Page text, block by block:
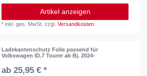
Artikel anzeigen
*inkl. ges. MwSt. zzgl.Versandkosten
Ladekantenschutz Folie passend für
Volkswagen ID.7 Tourer ab Bj. 2024-
ab 25,95 € *